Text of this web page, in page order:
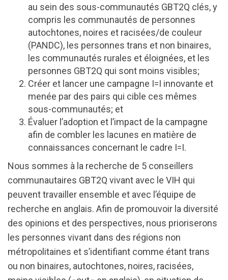
au sein des sous-communautés GBT2Q clés, y
compris les communautés de personnes
autochtones, noires et racisées/de couleur
(PANDC), les personnes trans et non binaires,
les communautés rurales et éloignées, et les
personnes GBT2Q qui sont moins visibles;
Créer et lancer une campagne I=I innovante et
menée par des pairs qui cible ces mêmes
sous-communautés; et
Évaluer l’adoption et l’impact de la campagne
afin de combler les lacunes en matière de
connaissances concernant le cadre I=I.
Nous sommes à la recherche de 5 conseillers
communautaires GBT2Q vivant avec le VIH qui
peuvent travailler ensemble et avec l’équipe de
recherche en anglais. Afin de promouvoir la diversité
des opinions et des perspectives, nous prioriserons
les personnes vivant dans des régions non
métropolitaines et s’identifiant comme étant trans
ou non binaires, autochtones, noires, racisées,